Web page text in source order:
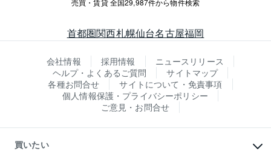
売買・賃貸 全国29,987件から物件検索
首都圏関西札幌仙台名古屋福岡
会社情報 採用情報
ニュースリリース
ヘルプ・よくあるご質問
サイトマップ
各種お問合せ
サイトについて・免責事項
個人情報保護・プライバシーポリシー
ご意見・お問合せ
買いたい